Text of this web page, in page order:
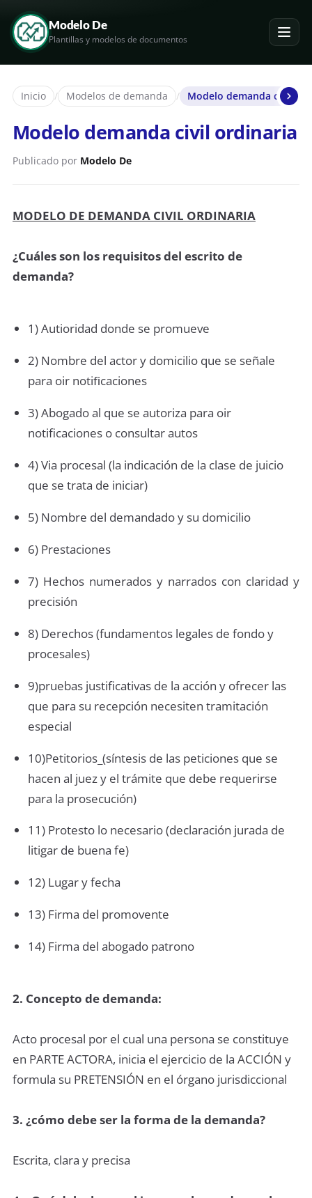
Modelo De
Plantillas y modelos de documentos
Inicio / Modelos de demanda / Modelo demanda civil
Modelo demanda civil ordinaria
Publicado por Modelo De
MODELO DE DEMANDA CIVIL ORDINARIA
¿Cuáles son los requisitos del escrito de
demanda?
1) Autioridad donde se promueve
2) Nombre del actor y domicilio que se señale
para oir notiﬁcaciones
3) Abogado al que se autoriza para oir
notificaciones o consultar autos
4) Via procesal (la indicación de la clase de juicio
que se trata de iniciar)
5) Nombre del demandado y su domicilio
6) Prestaciones
7) Hechos numerados y narrados con claridad y
precisión
8) Derechos (fundamentos legales de fondo y
procesales)
9)pruebas justificativas de la acción y ofrecer las
que para su recepción necesiten tramitación
especial
10)Petitorios_(síntesis de las peticiones que se
hacen al juez y el trámite que debe requerirse
para la prosecución)
11) Protesto lo necesario (declaración jurada de
litigar de buena fe)
12) Lugar y fecha
13) Firma del promovente
14) Firma del abogado patrono
2. Concepto de demanda:
Acto procesal por el cual una persona se constituye
en PARTE ACTORA, inicia el ejercicio de la ACCIÓN y
formula su PRETENSIÓN en el órgano jurisdiccional
3. ¿cómo debe ser la forma de la demanda?
Escrita, clara y precisa